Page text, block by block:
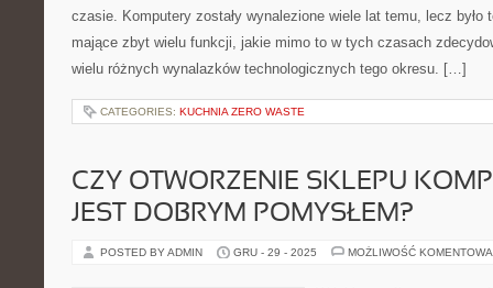
czasie. Komputery zostały wynalezione wiele lat temu, lecz było
mające zbyt wielu funkcji, jakie mimo to w tych czasach
wielu różnych wynalazków technologicznych tego okresu. […]
CATEGORIES: KUCHNIA ZERO WASTE
CZY OTWORZENIE SKLEPU
JEST DOBRYM POMYSŁEM?
POSTED BY ADMIN GRU - 29 - 2025 MOŻLIWOŚĆ